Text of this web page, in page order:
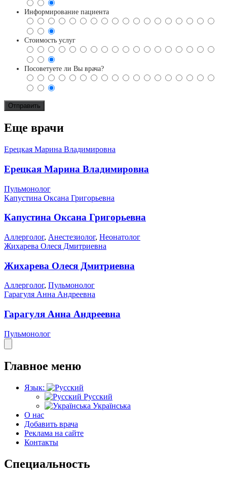
Информирование пациента
Стоимость услуг
Посоветуете ли Вы врача?
Еще врачи
Ерецкая Марина Владимировна
Ерецкая Марина Владимировна
Пульмонолог
Капустина Оксана Григорьевна
Капустина Оксана Григорьевна
Аллерголог, Анестезиолог, Неонатолог
Жихарева Олеся Дмитриевна
Жихарева Олеся Дмитриевна
Аллерголог, Пульмонолог
Гарагуля Анна Андреевна
Гарагуля Анна Андреевна
Пульмонолог
Главное меню
Язык:
Русский
Українська
О нас
Добавить врача
Реклама на сайте
Контакты
Специальность